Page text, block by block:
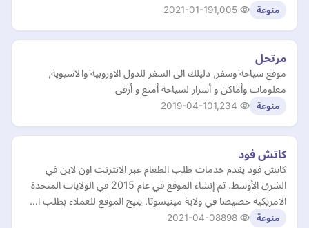
منوعة 2021-01-19
مرتحل
موقع سياحة وسفر, دليلك الى السفر للدول الاوروبية والآسيوية,
معلومات وأماكن و أسرار لسياحة أمتع و أرقى
منوعة 2019-04-10
كاتش فود
كاتش فود يقدم خدمات طلب الطعام عبر الانترنت اون لاين في
الشرق الأوسط. تم إنشاء الموقع في عام 2015 في الولايات المتحدة
الامريكية خصيصا في ولاية مينيسوتا. يتيح الموقع للعملاء بطلب ا…
منوعة 2021-04-08